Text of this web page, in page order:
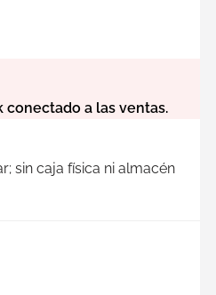
conectado a las ventas.
sin caja física ni almacén